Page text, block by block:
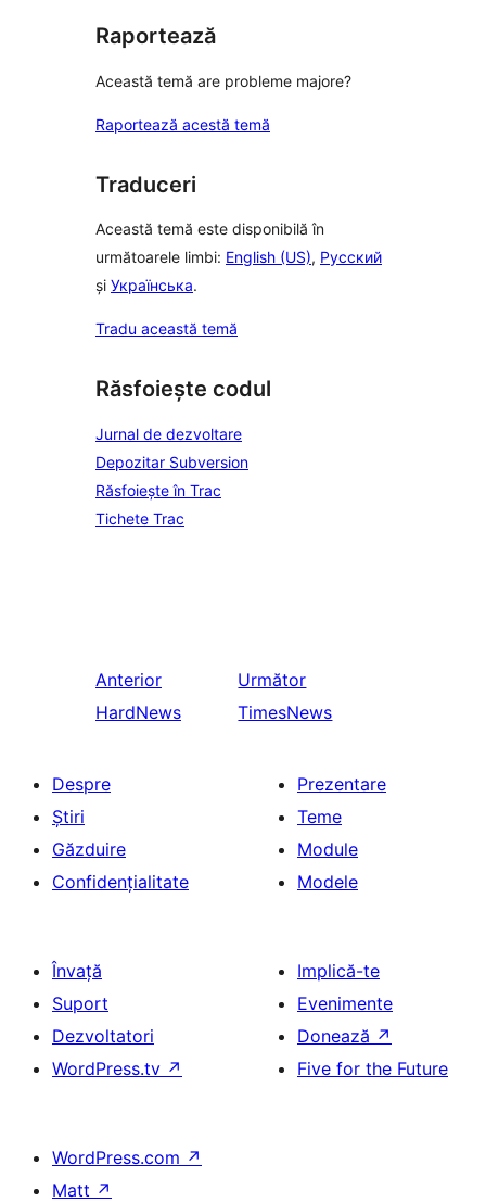
Raportează
Această temă are probleme majore?
Raportează acestă temă
Traduceri
Această temă este disponibilă în
următoarele limbi: English (US), Русский
și Українська.
Tradu această temă
Răsfoiește codul
Jurnal de dezvoltare
Depozitar Subversion
Răsfoiește în Trac
Tichete Trac
Anterior
HardNews
Următor
TimesNews
Despre
Știri
Găzduire
Confidențialitate
Prezentare
Teme
Module
Modele
Învață
Suport
Dezvoltatori
WordPress.tv ↗
Implică-te
Evenimente
Donează ↗
Five for the Future
WordPress.com ↗
Matt ↗